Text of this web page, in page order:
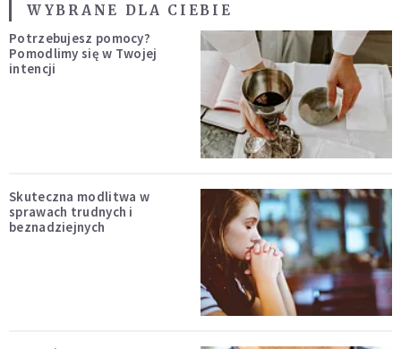
WYBRANE DLA CIEBIE
Potrzebujesz pomocy?
Pomodlimy się w Twojej
intencji
Skuteczna modlitwa w
sprawach trudnych i
beznadziejnych